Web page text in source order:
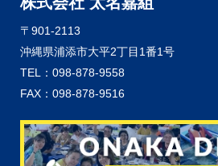
〒901-2113
沖縄県浦添市大平2丁目1番1号
TEL：098-878-9558
FAX：098-878-9516